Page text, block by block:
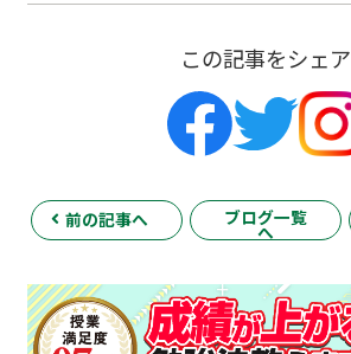
この記事をシェア
前の記事へ ブログ一覧
へ